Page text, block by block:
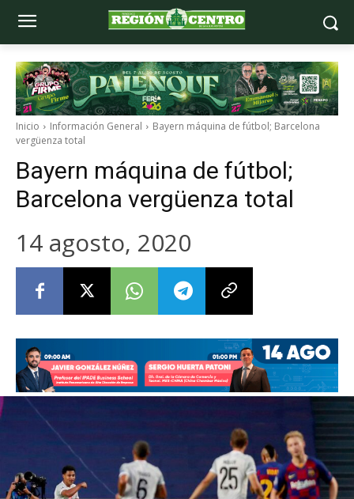
Inicio Información General
Bayern máquina de fútbol; Barcelona
vergüenza total
Bayern máquina de fútbol;
Barcelona vergüenza total
14 agosto, 2020